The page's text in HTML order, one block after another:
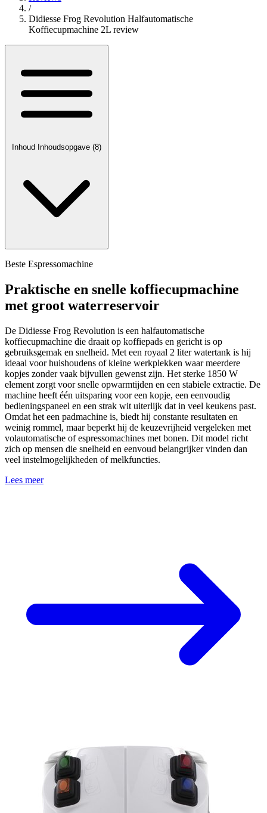
/
Didiesse Frog Revolution Halfautomatische
Koffiecupmachine 2L review
Inhoud Inhoudsopgave (8)
Beste Espressomachine
Praktische en snelle koffiecupmachine
met groot waterreservoir
De Didiesse Frog Revolution is een halfautomatische
koffiecupmachine die draait op koffiepads en gericht is op
gebruiksgemak en snelheid. Met een royaal 2 liter watertank is hij
ideaal voor huishoudens of kleine werkplekken waar meerdere
kopjes zonder vaak bijvullen gewenst zijn. Het sterke 1850 W
element zorgt voor snelle opwarmtijden en een stabiele extractie. De
machine heeft één uitsparing voor een kopje, een eenvoudig
bedieningspaneel en een strak wit uiterlijk dat in veel keukens past.
Omdat het een padmachine is, biedt hij constante resultaten en
weinig rommel, maar beperkt hij de keuzevrijheid vergeleken met
volautomatische of espressomachines met bonen. Dit model richt
zich op mensen die snelheid en eenvoud belangrijker vinden dan
veel instelmogelijkheden of melkfuncties.
Lees meer